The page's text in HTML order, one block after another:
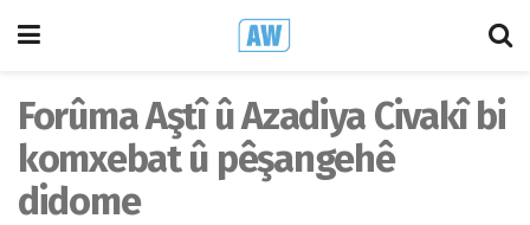
Forûma Aştî û Azadiya Civakî bi
komxebat û pêşangehê
didome